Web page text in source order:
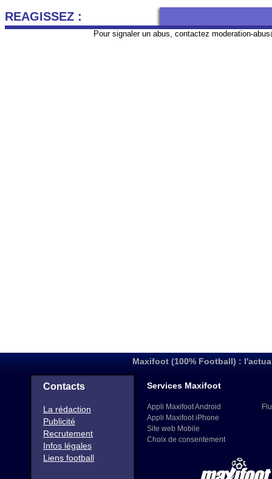
REAGISSEZ :
Pour signaler un abus, contactez moderation-
Maxifoot (100% Football) :
Contacts
La rédaction
Publicité
Recrutement
Infos légales
Liens football
Services Maxifoot
Appli Maxifoot Android
Appli Maxifoot iPhone
Site web Mobile
Choix de consentement